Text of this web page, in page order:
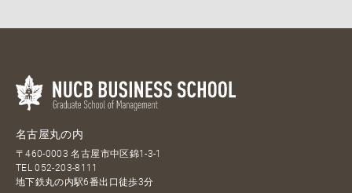
名古屋丸の内
〒460-0003 名古屋市中区錦1-3-1
TEL052-203-8111
地下鉄丸の内駅6番出口徒歩3分